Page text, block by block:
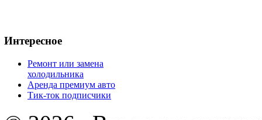
Интересное
Ремонт или замена
холодильника
Аренда премиум авто
Тик-ток подписчики